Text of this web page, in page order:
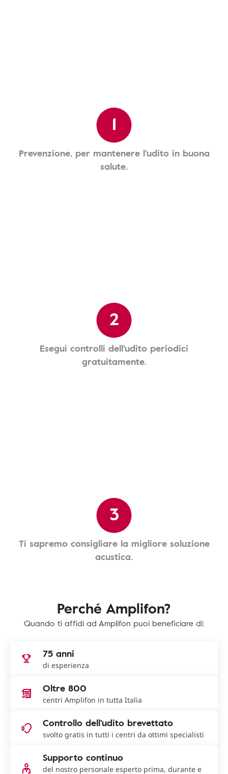
1
Prevenzione, per mantenere l'udito in buona
salute.
2
Esegui controlli dell'udito periodici
gratuitamente.
3
Ti sapremo consigliare la migliore soluzione
acustica.
Perché Amplifon?
Quando ti affidi ad Amplifon puoi beneficiare di:
75 anni
di esperienza
Oltre 800
centri Amplifon in tutta Italia
Controllo dell'udito brevettato
svolto gratis in tutti i centri da ottimi specialisti
Supporto continuo
del nostro personale esperto prima, durante e